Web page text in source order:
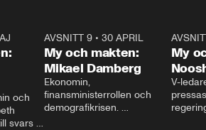
och
svars
AVSNITT 9• 30 APRIL
My och makten:
Mikael Damberg
Ekonomin,
finansministerrollen och
demografikrisen.
My
V-